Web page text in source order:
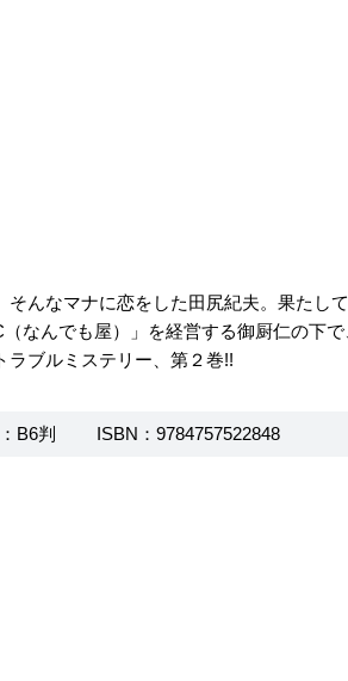
んなマナに恋をした田尻紀夫。果たし
んでも屋）」を経営する御厨仁の下で
ブルミステリー、第２巻!!
：B6判 ISBN：9784757522848